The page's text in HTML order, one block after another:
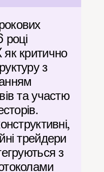
як критично
з
та участю
трейдери
з